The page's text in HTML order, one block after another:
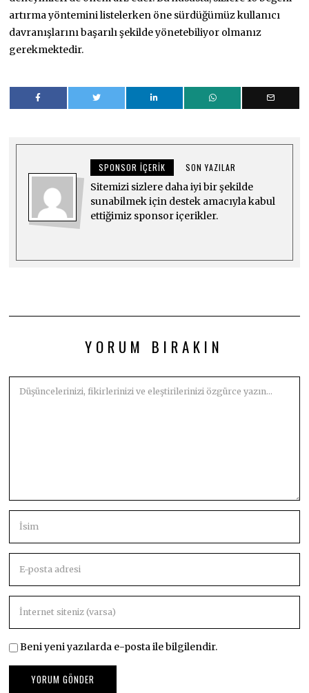
artırma yöntemini listelerken öne sürdüğümüz kullanıcı
davranışlarını başarılı şekilde yönetebiliyor olmanız
gerekmektedir.
SPONSOR İÇERIK SON YAZILAR
Sitemizi sizlere daha iyi bir şekilde
sunabilmek için destek amacıyla kabul
ettiğimiz sponsor içerikler.
YORUM BIRAKIN
Beni yeni yazılarda e-posta ile bilgilendir.